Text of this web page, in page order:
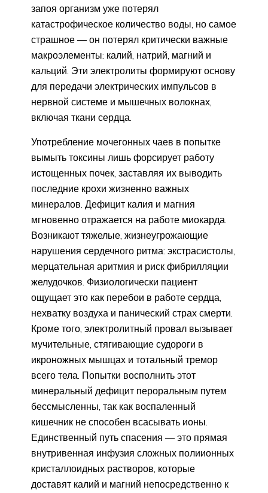
запоя организм уже потерял
катастрофическое количество воды, но самое
страшное — он потерял критически важные
макроэлементы: калий, натрий, магний и
кальций. Эти электролиты формируют основу
для передачи электрических импульсов в
нервной системе и мышечных волокнах,
включая ткани сердца.
Употребление мочегонных чаев в попытке
вымыть токсины лишь форсирует работу
истощенных почек, заставляя их выводить
последние крохи жизненно важных
минералов. Дефицит калия и магния
мгновенно отражается на работе миокарда.
Возникают тяжелые, жизнеугрожающие
нарушения сердечного ритма: экстрасистолы,
мерцательная аритмия и риск фибрилляции
желудочков. Физиологически пациент
ощущает это как перебои в работе сердца,
нехватку воздуха и панический страх смерти.
Кроме того, электролитный провал вызывает
мучительные, стягивающие судороги в
икроножных мышцах и тотальный тремор
всего тела. Попытки восполнить этот
минеральный дефицит пероральным путем
бессмысленны, так как воспаленный
кишечник не способен всасывать ионы.
Единственный путь спасения — это прямая
внутривенная инфузия сложных полиионных
кристаллоидных растворов, которые
доставят калий и магний непосредственно к